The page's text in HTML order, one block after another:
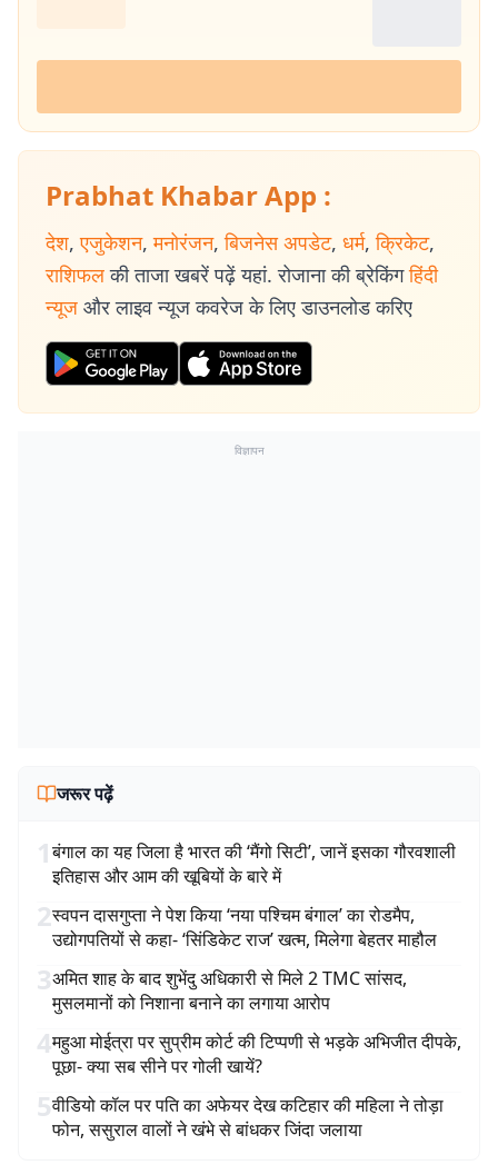
Prabhat Khabar App :
देश, एजुकेशन, मनोरंजन, बिजनेस अपडेट, धर्म, क्रिकेट,
राशिफल की ताजा खबरें पढ़ें यहां. रोजाना की ब्रेकिंग हिंदी
न्यूज और लाइव न्यूज कवरेज के लिए डाउनलोड करिए
विज्ञापन
जरूर पढ़ें
1बंगाल का यह जिला है भारत की ‘मैंगो सिटी’, जानें इसका गौरवशाली
इतिहास और आम की खूबियों के बारे में
2स्वपन दासगुप्ता ने पेश किया ‘नया पश्चिम बंगाल’ का रोडमैप,
उद्योगपतियों से कहा- ‘सिंडिकेट राज’ खत्म, मिलेगा बेहतर माहौल
3अमित शाह के बाद शुभेंदु अधिकारी से मिले 2 TMC सांसद,
मुसलमानों को निशाना बनाने का लगाया आरोप
4महुआ मोईत्रा पर सुप्रीम कोर्ट की टिप्पणी से भड़के अभिजीत दीपके,
पूछा- क्या सब सीने पर गोली खायें?
5वीडियो कॉल पर पति का अफेयर देख कटिहार की महिला ने तोड़ा
फोन, ससुराल वालों ने खंभे से बांधकर जिंदा जलाया